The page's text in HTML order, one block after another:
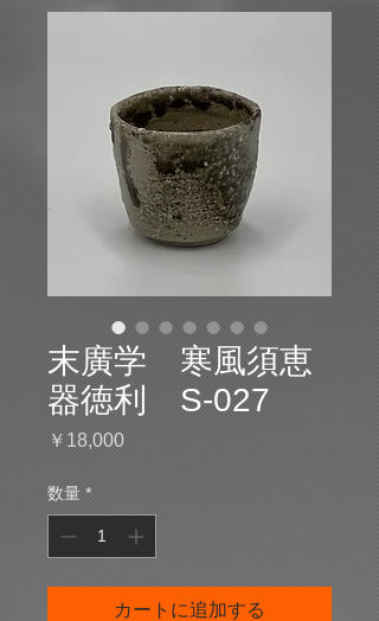
末廣学 寒風須恵
器徳利 S-027
￥18,000価
数量 *
カートに追加する